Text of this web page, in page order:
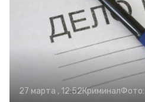
27 марта , 12:52КриминалФото: